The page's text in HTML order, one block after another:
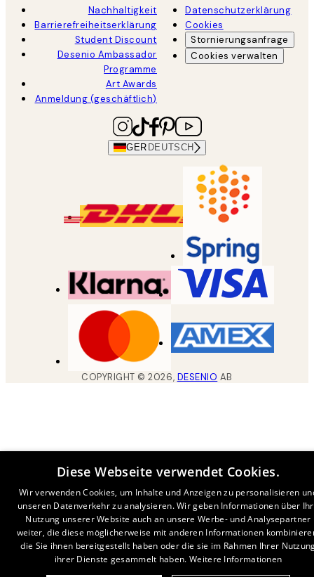
Nachhaltigkeit
Barrierefreiheitserklärung
Student Discount
Desenio Ambassador
Programme
Art Awards
Anmeldung (geschäftlich)
Datenschutzerklärung
Cookies
Stornierungsanfrage
Cookies verwalten
GER DEUTSCH
COPYRIGHT ©2026, DESENIO AB
Diese Webseite verwendet Cookies.
Wir verwenden Cookies, um Inhalte und Anzeigen zu personalisieren
unseren Datenverkehr zu analysieren. Wir geben Informationen über
Nutzung unserer Website auch an unsere Werbe- und Analysepartner
weiter, die diese möglicherweise mit anderen Informationen
die Sie ihnen bereitgestellt haben oder die sie im Rahmen Ihrer
ihrer Dienste gesammelt haben. Weitere Informationen